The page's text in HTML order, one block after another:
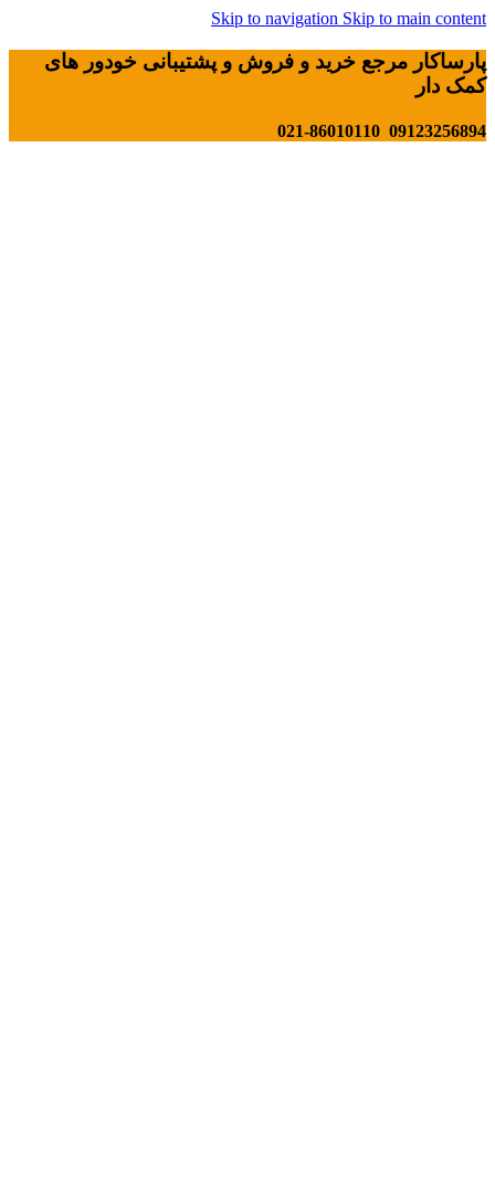
Skip to navigation Skip to main content
پارساکار مرجع خرید و فروش و پشتیبانی خودور های
کمک دار
09123256894 021-86010110